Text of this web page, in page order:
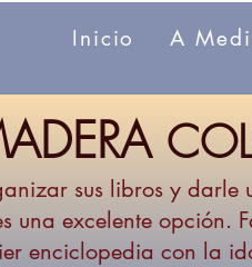
Inicio A
sus libros y
una excelente opción.
enciclopedia con la